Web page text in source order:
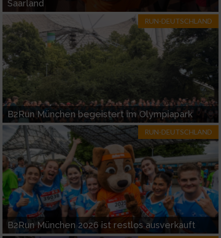
Saarland
RUN-DEUTSCHLAND
B2Run München begeistert im Olympiapark
RUN-DEUTSCHLAND
B2Run München 2026 ist restlos ausverkauft